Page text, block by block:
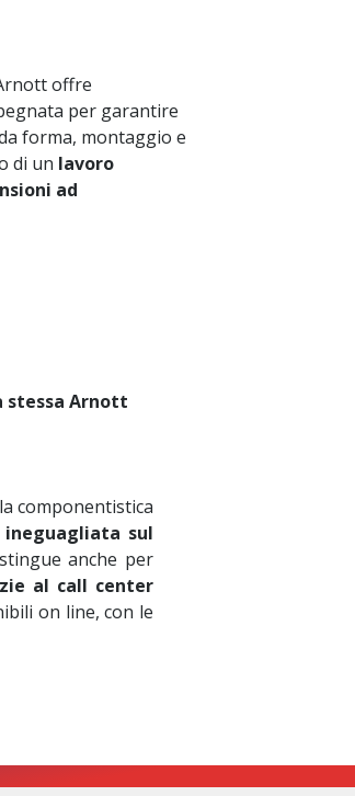
offre
per garantire
forma, montaggio e
di un lavoro
ad
Arnott
componentistica
sul
anche per
al call center
on line, con le